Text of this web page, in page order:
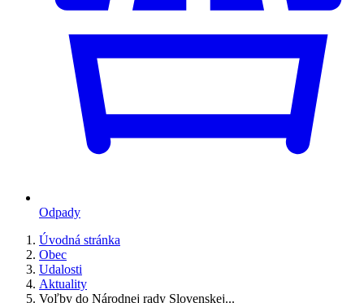
Odpady
Úvodná stránka
Obec
Udalosti
Aktuality
Voľby do Národnej rady Slovenskej...